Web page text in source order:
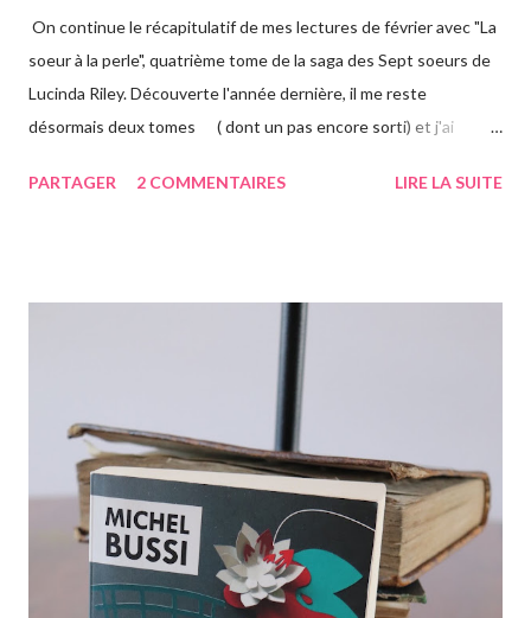
On continue le récapitulatif de mes lectures de février avec "La
soeur à la perle", quatrième tome de la saga des Sept soeurs de
Lucinda Riley. Découverte l'année dernière, il me reste
désormais deux tomes ( dont un pas encore sorti) et j'ai
avez pu le voir précédemment sur le blog. Cette fois-ci on suit la
campagne anglaise, elle va quant à elle partir à l'autre bout du
globe. Habituée à voyager, mais jamais seule, ce long courrier lui
faire peur, mais pour autant elle va aller jusqu'au bout. Avant
d'arriver en Australie, elle fait escale plusieurs semaines en
Thaïlande, sur l'île de Krabi, où elle était déjà allée avec sa soeur.
Elle retrouve des personnes qu'elle conn...
PARTAGER 2 COMMENTAIRES LIRE LA SUITE